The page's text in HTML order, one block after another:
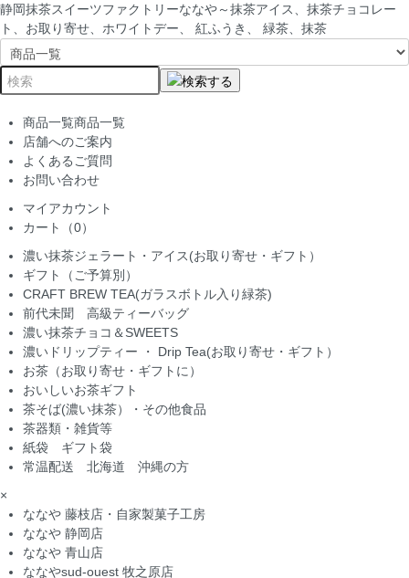
静岡抹茶スイーツファクトリーななや～抹茶アイス、抹茶チョコレー
ト、お取り寄せ、ホワイトデー、 紅ふうき、 緑茶、抹茶
商品一覧商品一覧
店舗へのご案内
よくあるご質問
お問い合わせ
マイアカウント
カート（0）
濃い抹茶ジェラート・アイス(お取り寄せ・ギフト）
ギフト（ご予算別）
CRAFT BREW TEA(ガラスボトル入り緑茶)
前代未聞 高級ティーバッグ
濃い抹茶チョコ＆SWEETS
濃いドリップティー ・ Drip Tea(お取り寄せ・ギフト）
お茶（お取り寄せ・ギフトに）
おいしいお茶ギフト
茶そば(濃い抹茶）・その他食品
茶器類・雑貨等
紙袋 ギフト袋
常温配送 北海道 沖縄の方
×
ななや 藤枝店・自家製菓子工房
ななや 静岡店
ななや 青山店
ななやsud-ouest 牧之原店